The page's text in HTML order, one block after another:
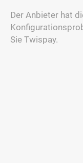
Der Anbieter hat
Sie Twispay.